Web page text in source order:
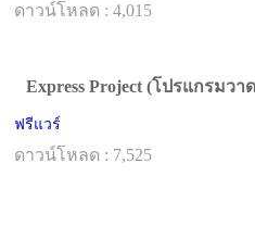
ดาวน์โหลด : 4,015
Express Project (โปรแกรมว
ฟรีแวร์
ดาวน์โหลด : 7,525